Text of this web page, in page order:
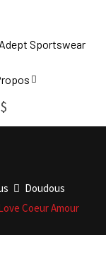
Adept Sportswear
$
Doudous
Coeur Amour